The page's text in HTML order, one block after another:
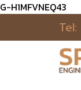
G-H1MFVNEQ43
Tel: